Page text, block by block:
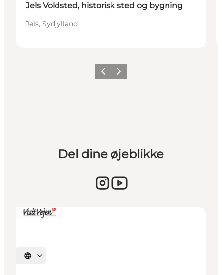
Jels Voldsted, historisk sted og bygning
Jels, Sydjylland
Forrige billede
Næste billede
Del dine øjeblikke
Vælg sprog